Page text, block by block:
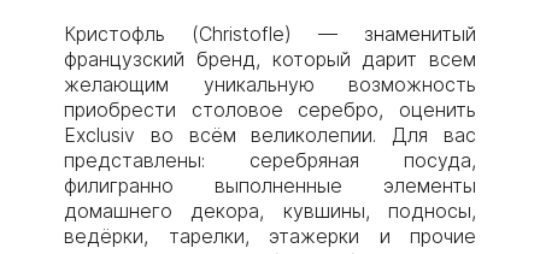
Кристофль (Christofle) — знаменитый
французский бренд, который дарит всем
желающим уникальную возможность
приобрести столовое серебро, оценить
Exclusiv во всём великолепии. Для вас
представлены: серебряная посуда,
филигранно выполненные элементы
домашнего декора, кувшины, подносы,
ведёрки, тарелки, этажерки и прочие